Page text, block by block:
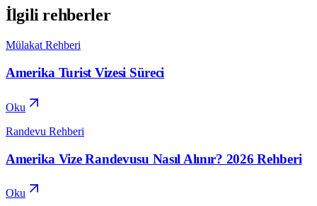
İlgili rehberler
Mülakat Rehberi
Amerika Turist Vizesi Süreci
Oku
Randevu Rehberi
Amerika Vize Randevusu Nasıl Alınır? 2026 Rehberi
Oku